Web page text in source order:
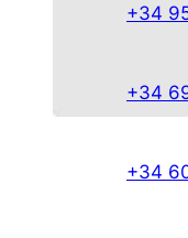
+34
+34
+34